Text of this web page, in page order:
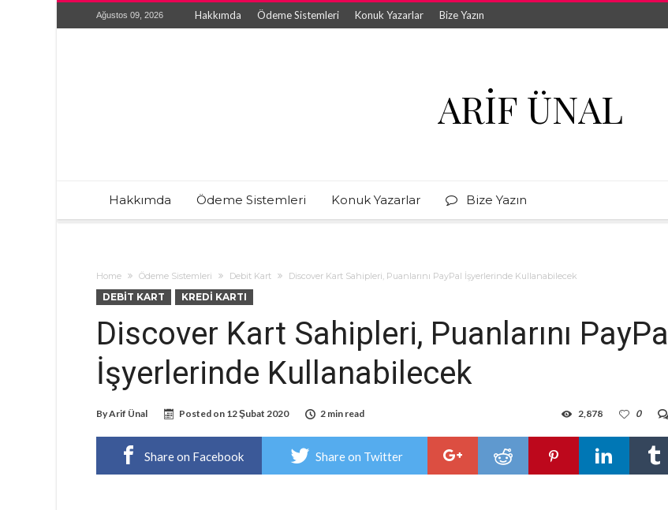
Ağustos 09, 2026 Hakkımda Ödeme Sistemleri Konuk Yazarlar Bize Yazın
ARIF ÜNAL
Hakkımda Ödeme Sistemleri Konuk Yazarlar Bize Yazın
Home Ödeme Sistemleri Debit Kart Discover Kart Sahipleri, Puanlarını PayPal İşyerlerinde Kullanabilecek
DEBIT KART KREDI KARTI
Discover Kart Sahipleri, Puanlarını PayPal
İşyerlerinde Kullanabilecek
ByArif Ünal Posted on 12 Şubat 2020 2 min read 0
2,878
Share on Facebook Share on Twitter